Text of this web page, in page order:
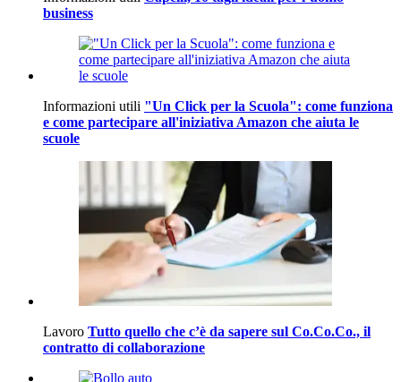
business
Informazioni utili "Un Click per la Scuola": come funziona
e come partecipare all'iniziativa Amazon che aiuta le
scuole
Lavoro Tutto quello che c’è da sapere sul Co.Co.Co., il
contratto di collaborazione